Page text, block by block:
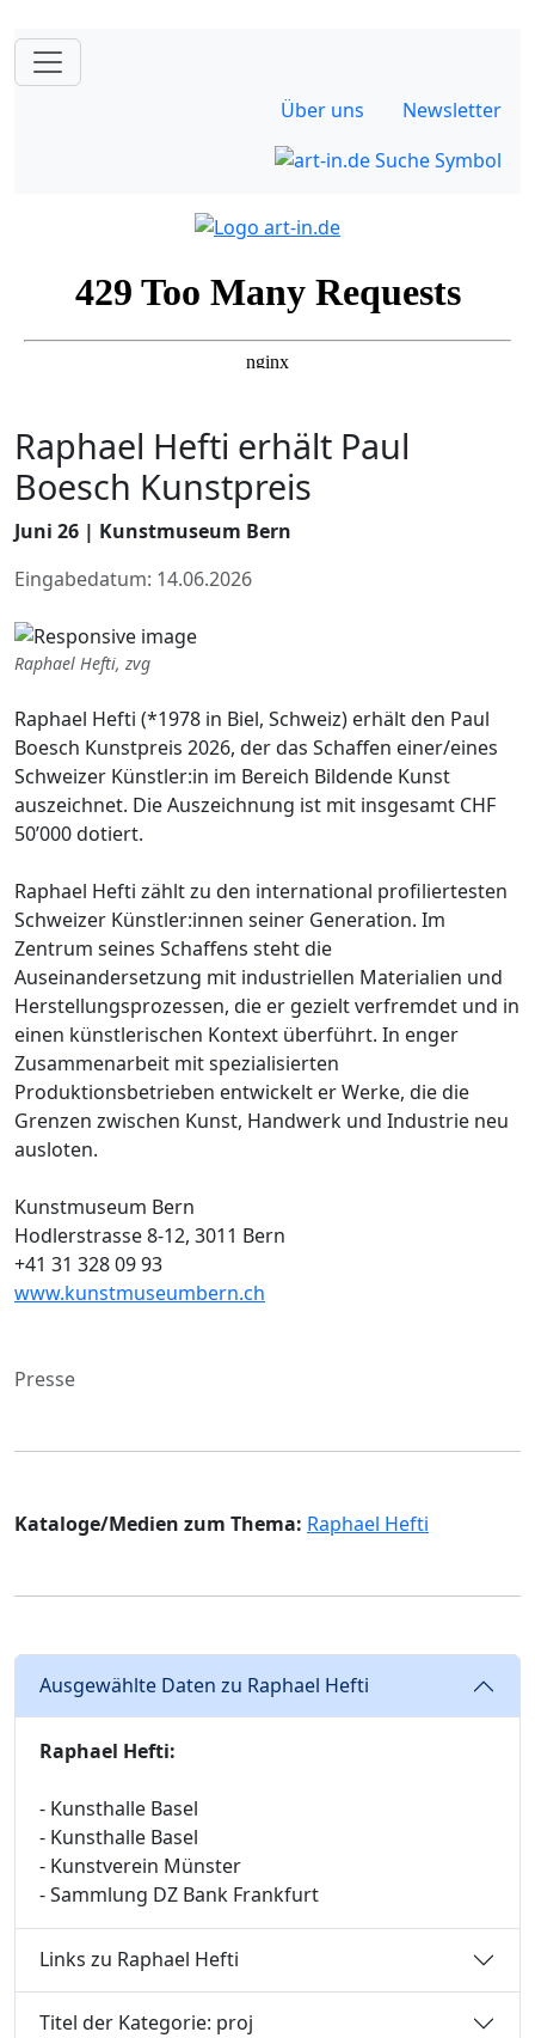
Über uns Newsletter
Raphael Hefti erhält Paul
Boesch Kunstpreis
Juni 26 | Kunstmuseum Bern
Eingabedatum: 14.06.2026
Raphael Hefti, zvg
Raphael Hefti (*1978 in Biel, Schweiz) erhält den Paul
Boesch Kunstpreis 2026, der das Schaffen einer/eines
Schweizer Künstler:in im Bereich Bildende Kunst
auszeichnet. Die Auszeichnung ist mit insgesamt CHF
50’000 dotiert.
Raphael Hefti zählt zu den international profiliertesten
Schweizer Künstler:innen seiner Generation. Im
Zentrum seines Schaffens steht die
Auseinandersetzung mit industriellen Materialien und
Herstellungsprozessen, die er gezielt verfremdet und in
einen künstlerischen Kontext überführt. In enger
Zusammenarbeit mit spezialisierten
Produktionsbetrieben entwickelt er Werke, die die
Grenzen zwischen Kunst, Handwerk und Industrie neu
ausloten.
Kunstmuseum Bern
Hodlerstrasse 8-12, 3011 Bern
+41 31 328 09 93
www.kunstmuseumbern.ch
Presse
Kataloge/Medien zum Thema: Raphael Hefti
Ausgewählte Daten zu Raphael Hefti
Raphael Hefti:
- Kunsthalle Basel
- Kunsthalle Basel
- Kunstverein Münster
- Sammlung DZ Bank Frankfurt
Links zu Raphael Hefti
Titel der Kategorie: proj